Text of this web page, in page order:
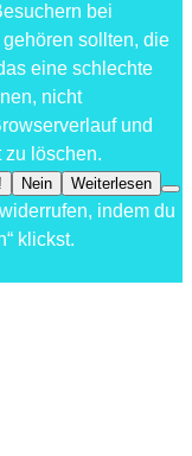
bei
sollten, die
eine schlechte
nicht
und
zu löschen.
Nein Weiterlesen
indem du
klickst.